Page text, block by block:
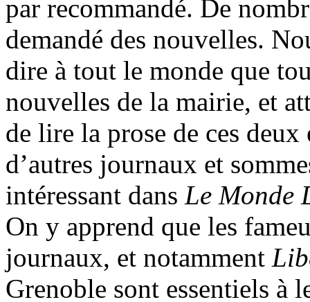
par recommandé. De
demandé des nouvelles.
dire à tout le monde que
nouvelles de la mairie, et
de lire la prose de ces
d’autres journaux et
intéressant dans Le Monde
On y apprend que les
journaux, et notamment
Grenoble sont essentiels à